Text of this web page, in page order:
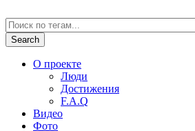
О проекте
Люди
Достижения
F.A.Q
Видео
Фото